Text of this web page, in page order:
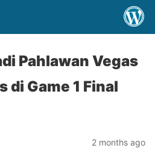
Pahlawan Vegas
di Game 1 Final
2 months ago